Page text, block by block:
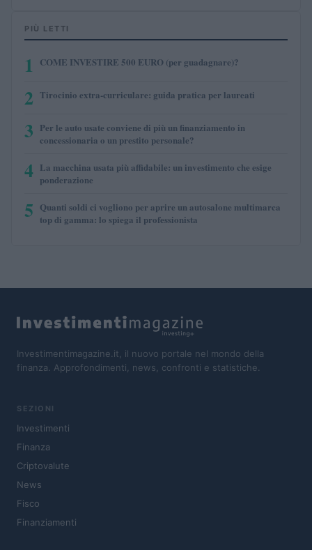
PIÙ LETTI
1 COME INVESTIRE 500 EURO (per guadagnare)?
2 Tirocinio extra-curriculare: guida pratica per laureati
3 Per le auto usate conviene di più un finanziamento in
concessionaria o un prestito personale?
4 La macchina usata più affidabile: un investimento che esige
ponderazione
5 Quanti soldi ci vogliono per aprire un autosalone multimarca
top di gamma: lo spiega il professionista
Investimentimagazine.it, il nuovo portale nel mondo della
finanza. Approfondimenti, news, confronti e statistiche.
SEZIONI
Investimenti
Finanza
Criptovalute
News
Fisco
Finanziamenti